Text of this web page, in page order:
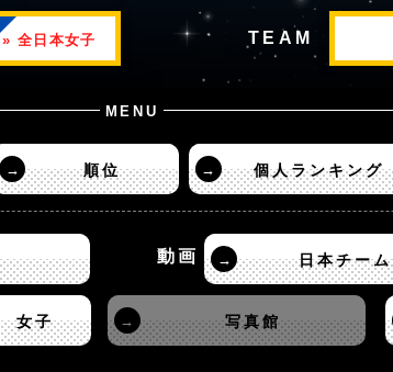
» 全日本女子 TEAM
MENU
→ 順位 → 個人ランキング
動画 → 日本チーム
女子 → 写真館